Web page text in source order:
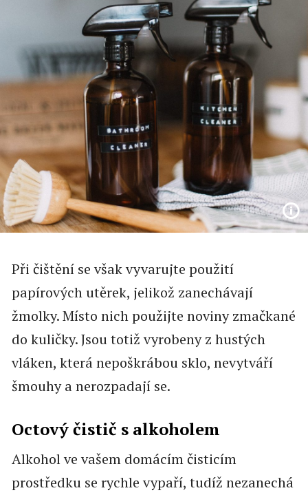
Při čištění se však vyvarujte použití
papírových utěrek, jelikož zanechávají
žmolky. Místo nich použijte noviny zmačkané
do kuličky. Jsou totiž vyrobeny z hustých
vláken, která nepoškrábou sklo, nevytváří
šmouhy a nerozpadají se.
Octový čistič s alkoholem
Alkohol ve vašem domácím čisticím
prostředku se rychle vypaří, tudíž nezanechá